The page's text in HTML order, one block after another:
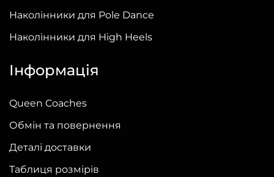
Наколінники для Pole Dance
Наколінники для High Heels
Інформація
Queen Coaches
Обмін та повернення
Деталі доставки
Таблиця розмірів